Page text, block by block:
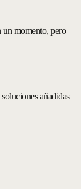
un momento, pero
añadidas